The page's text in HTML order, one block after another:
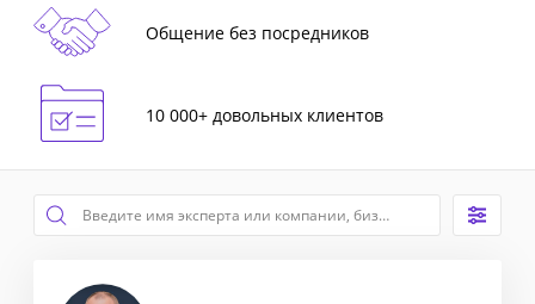
Общение без посредников
10 000+ довольных клиентов